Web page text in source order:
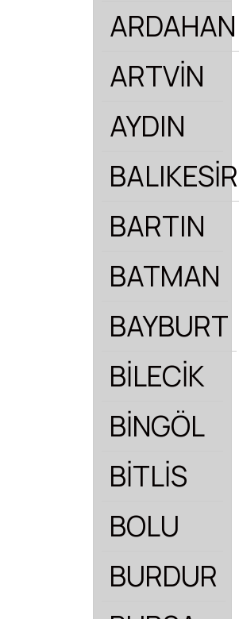
ARDAHAN
ARTVİN
AYDIN
BALIKESİR
BARTIN
BATMAN
BAYBURT
BİLECİK
BİNGÖL
BİTLİS
BOLU
BURDUR